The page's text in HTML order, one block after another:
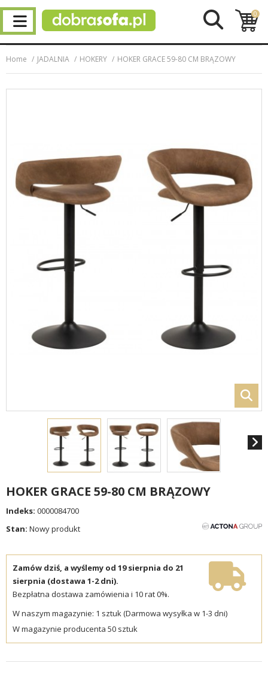
0
Home JADALNIA HOKERY HOKER GRACE 59-80 CM BRĄZOWY
HOKER GRACE 59-80 CM BRĄZOWY
Indeks: 0000084700
Stan: Nowy produkt
Zamów dziś, a wyślemy od 19 sierpnia do 21
sierpnia (dostawa 1-2 dni).
Bezpłatna dostawa zamówienia i 10 rat 0%.
W naszym magazynie: 1 sztuk (Darmowa wysyłka w 1-3 dni)
W magazynie producenta 50 sztuk